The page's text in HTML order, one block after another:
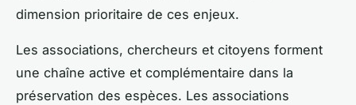
dimension prioritaire de ces enjeux.
Les associations, chercheurs et citoyens forment
une chaîne active et complémentaire dans la
préservation des espèces. Les associations